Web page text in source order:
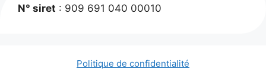
N° siret : 909 691 040 00010
Politique de confidentialité